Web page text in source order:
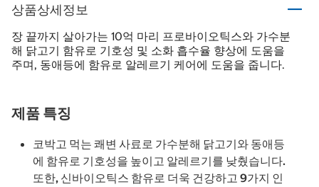
상품상세정보
장 끝까지 살아가는 10억 마리 프로바이오틱스와 가수분
해 닭고기 함유로 기호성 및 소화 흡수율 향상에 도움을
주며, 동애등에 함유로 알레르기 케어에 도움을 줍니다.
제품 특징
코박고 먹는 쾌변 사료로 가수분해 닭고기와 동애등
에 함유로 기호성을 높이고 알레르기를 낮췄습니다.
또한, 신바이오틱스 함유로 더욱 건강하고 9가지 인